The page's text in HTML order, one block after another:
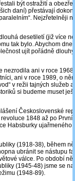
být ostražití a
daní) přestávají
Nejzřetelněji
desetiletí (již více
tak bylo. Abychom
ujít pořádně
nezrodila ani v roce
ani v roce 1989, o
v režii tajných služeb a
si budeme muset
Československé
1848 až po První
Habsburky ujařmeného
(1918-38), během
ubránit se nástupu
válce. Po období
(1945-48) jsme se
(1948-89).